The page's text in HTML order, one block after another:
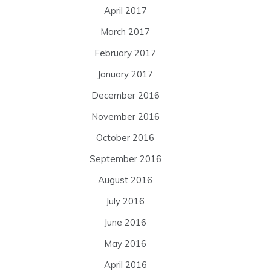
April 2017
March 2017
February 2017
January 2017
December 2016
November 2016
October 2016
September 2016
August 2016
July 2016
June 2016
May 2016
April 2016